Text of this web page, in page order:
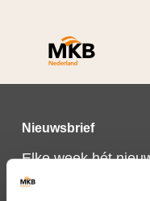
Nieuwsbrief
Elke week hét
Schrijf je nu in
nieuwsbrief.